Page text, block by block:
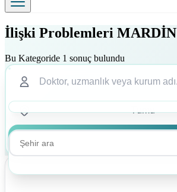
İlişki Problemleri MARDİN
Bu Kategoride 1 sonuç bulundu